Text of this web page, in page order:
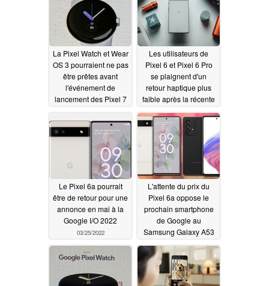
La Pixel Watch et Wear
OS 3 pourraient ne pas
être prêtes avant
l'événement de
lancement des Pixel 7
octobre03/26/2022
Les utilisateurs de
Pixel 6 et Pixel 6 Pro
se plaignent d'un
retour haptique plus
faible après la récente
mise à jour Android
12L 03/25/2022
Le Pixel 6a pourrait
être de retour pour une
annonce en mai à la
Google I/O 2022
03/25/2022
L'attente du prix du
Pixel 6a oppose le
prochain smartphone
de Google au
Samsung Galaxy A53
03/22/2022